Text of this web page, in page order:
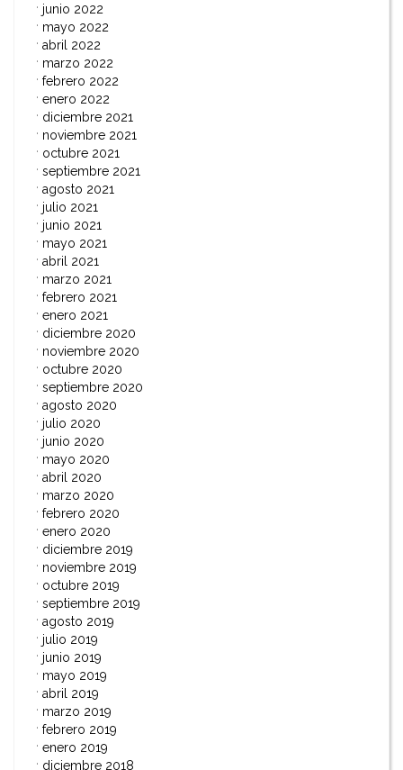
junio 2022
mayo 2022
abril 2022
marzo 2022
febrero 2022
enero 2022
diciembre 2021
noviembre 2021
octubre 2021
septiembre 2021
agosto 2021
julio 2021
junio 2021
mayo 2021
abril 2021
marzo 2021
febrero 2021
enero 2021
diciembre 2020
noviembre 2020
octubre 2020
septiembre 2020
agosto 2020
julio 2020
junio 2020
mayo 2020
abril 2020
marzo 2020
febrero 2020
enero 2020
diciembre 2019
noviembre 2019
octubre 2019
septiembre 2019
agosto 2019
julio 2019
junio 2019
mayo 2019
abril 2019
marzo 2019
febrero 2019
enero 2019
diciembre 2018